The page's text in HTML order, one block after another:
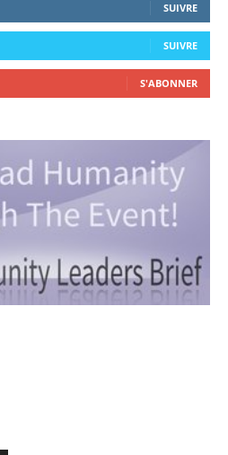
SUIVRE
SUIVRE
S'ABONNER